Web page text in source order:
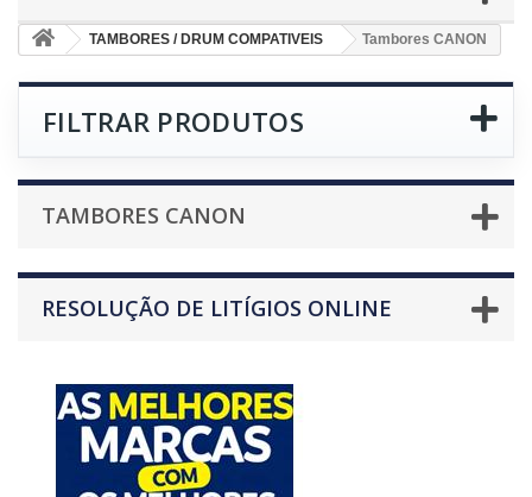
TAMBORES / DRUM COMPATIVEIS Tambores CANON
FILTRAR PRODUTOS
TAMBORES CANON
RESOLUÇÃO DE LITÍGIOS ONLINE